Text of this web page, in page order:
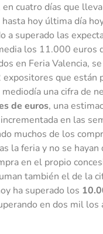
cuatro días que
hoy última día
a superado las
los 11.000 euros
en Feria Valencia,
que están
una cifra de
de euros, una
en las
muchos de los
la feria y no se hayan
en el propio
también el de la
ha superado los
en dos mil